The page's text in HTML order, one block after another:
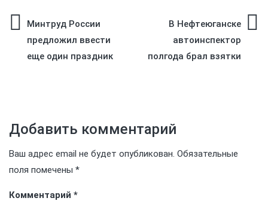
Навигация
по
Минтруд России
предложил ввести
еще один праздник
В Нефтеюганске
автоинспектор
полгода брал взятки
Добавить комментарий
Ваш адрес email не будет опубликован. Обязательные
поля помечены *
Комментарий *